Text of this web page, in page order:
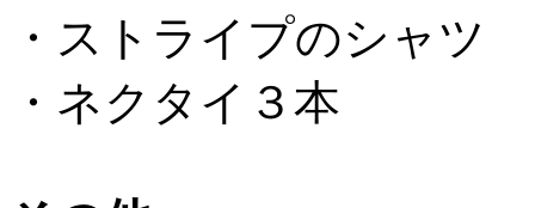
・ストライプのシャツ
・ネクタイ３本